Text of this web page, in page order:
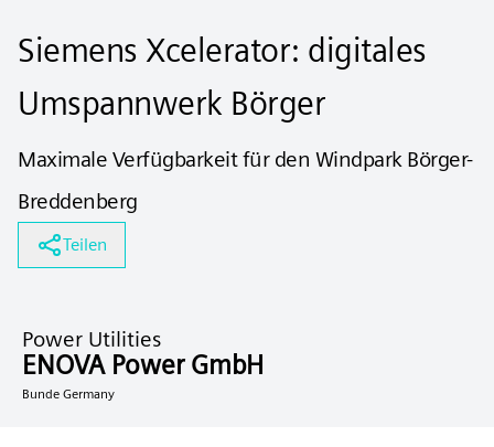
Siemens Xcelerator: digitales
Umspannwerk Börger
Maximale Verfügbarkeit für den Windpark Börger-
Breddenberg
Teilen
Power Utilities
ENOVA Power GmbH
Bunde Germany